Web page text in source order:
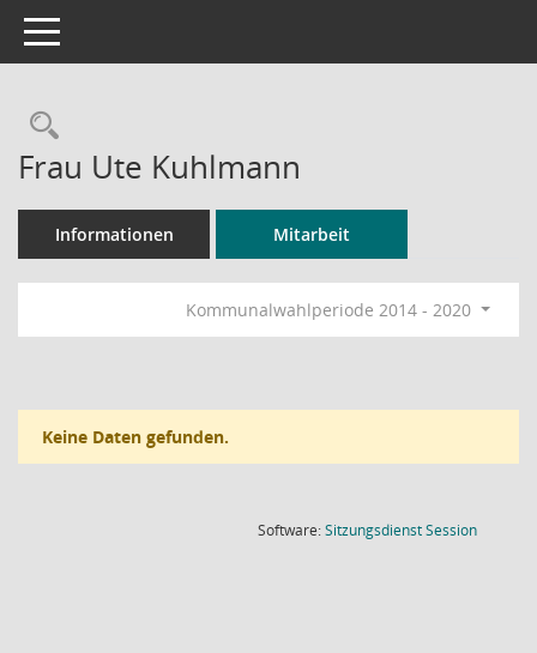
Toggle navigation
Rechercheauswahl
Frau Ute Kuhlmann
Informationen Mitarbeit
Kommunalwahlperiode 2014 - 2020
Keine Daten gefunden.
Software:SitzungsdienstSession(Wird in